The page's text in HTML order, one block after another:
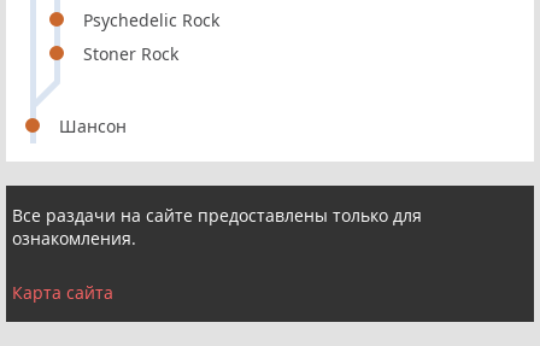
Psychedelic Rock
Stoner Rock
Шансон
Все раздачи на сайте предоставлены только для
ознакомления.
Карта сайта